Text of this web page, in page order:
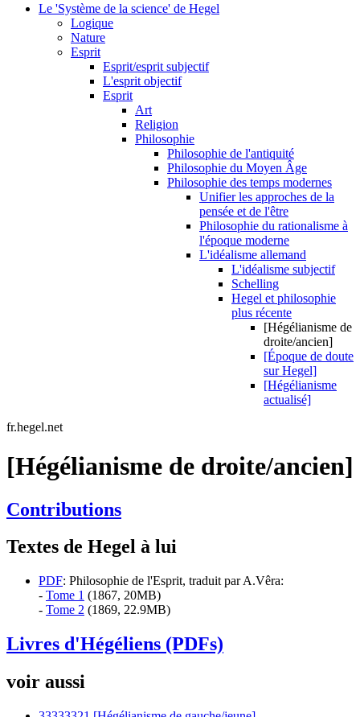
Le 'Système de la science' de Hegel
Logique
Nature
Esprit
Esprit/esprit subjectif
L'esprit objectif
Esprit
Art
Religion
Philosophie
Philosophie de l'antiquité
Philosophie du Moyen Âge
Philosophie des temps modernes
Unifier les approches de la
pensée et de l'être
Philosophie du rationalisme à
l'époque moderne
L'idéalisme allemand
L'idéalisme subjectif
Schelling
Hegel et philosophie
plus récente
[Hégélianisme de
droite/ancien]
[Époque de doute
sur Hegel]
[Hégélianisme
actualisé]
fr.hegel.net
[Hégélianisme de droite/ancien]
Contributions
Textes de Hegel à lui
PDF: Philosophie de l'Esprit, traduit par A.Vêra:
- Tome 1 (1867, 20MB)
- Tome 2 (1869, 22.9MB)
Livres d'Hégéliens (PDFs)
voir aussi